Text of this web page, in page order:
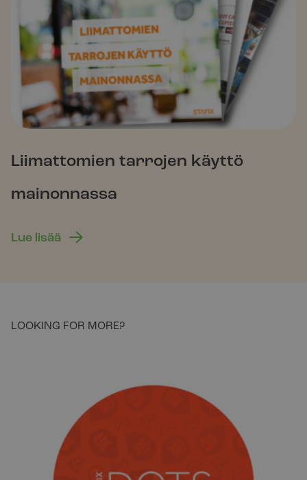
Lii­mat­tomien tarrojen käyttö
mainon­nassa
Lue lisää
LOOKING FOR MORE?